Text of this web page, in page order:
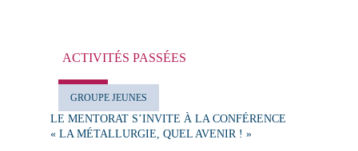
ACTIVITÉS PASSÉES
TOUT
GROUPE JEUNES
LE MENTORAT S’INVITE À LA CONFÉRENCE
« LA MÉTALLURGIE, QUEL AVENIR ! »